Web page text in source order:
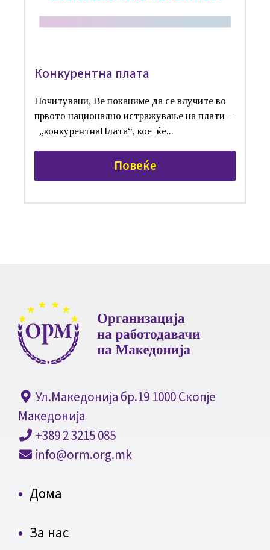
Конкурентна плата
Почитувани, Ве поканиме да се влучите во
првото национално истражување на плати –
„конкурентнаПлата“, кое ќе...
Повеќе
Ул.Македонија бр.19 1000 Скопје
Македонија
+389 2 3215 085
info@orm.org.mk
Дома
За нас